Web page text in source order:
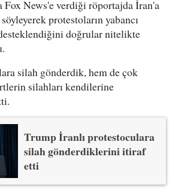
Fox News'e verdiği röportajda İran'a
protestoların yabancı
doğrular nitelikte
silah gönderdik, hem de çok
silahları kendilerine
Trump İranlı protestoculara
silah gönderdiklerini itiraf
etti